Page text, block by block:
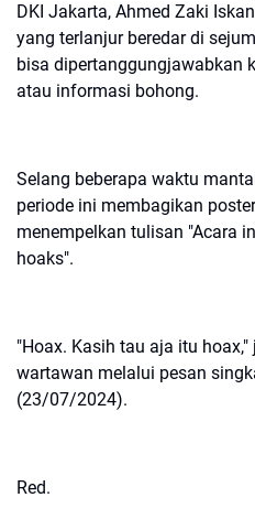
DKI Jakarta, Ahmed Zaki
yang terlanjur beredar di
bisa dipertanggungjawabkan
atau informasi bohong.
Selang beberapa waktu
periode ini membagikan
menempelkan tulisan "Acara
hoaks".
"Hoax. Kasih tau aja itu
wartawan melalui pesan
(23/07/2024).
Red.